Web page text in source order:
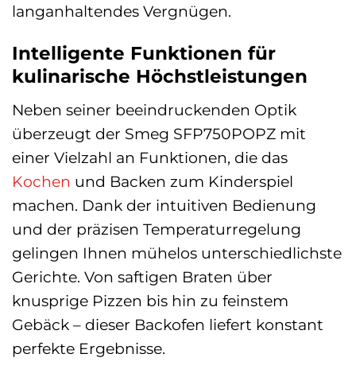
langanhaltendes Vergnügen.
Intelligente Funktionen für
kulinarische Höchstleistungen
Neben seiner beeindruckenden Optik
überzeugt der Smeg SFP750POPZ mit
einer Vielzahl an Funktionen, die das
Kochen und Backen zum Kinderspiel
machen. Dank der intuitiven Bedienung
und der präzisen Temperaturregelung
gelingen Ihnen mühelos unterschiedlichste
Gerichte. Von saftigen Braten über
knusprige Pizzen bis hin zu feinstem
Gebäck – dieser Backofen liefert konstant
perfekte Ergebnisse.